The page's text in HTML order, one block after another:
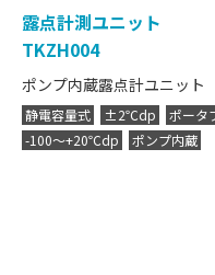
露点計測ユニット
TKZH004
ポンプ内蔵露点計ユニット
静電容量式 ±2℃dp
ポータ
-100～+20℃dp
ポンプ内蔵